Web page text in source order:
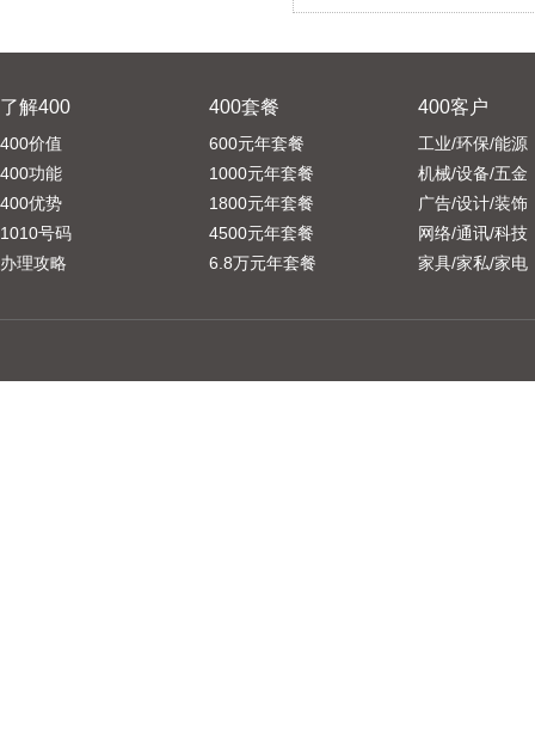
了解400
400价值
400功能
400优势
1010号码
办理攻略
400套餐
600元年套餐
1000元年套餐
1800元年套餐
4500元年套餐
6.8万元年套餐
400客户
工业/环保/能源
机械/设备/五金
广告/设计/装饰
网络/通讯/科技
家具/家私/家电